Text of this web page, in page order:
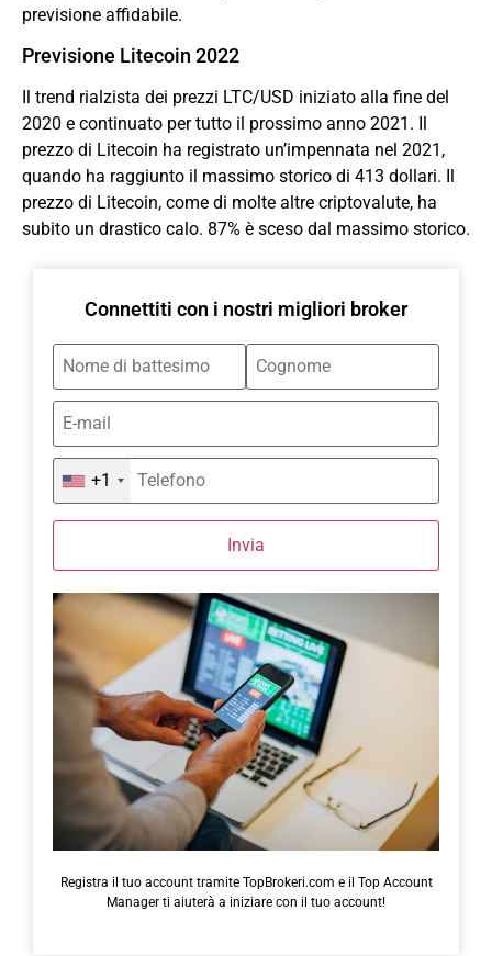
previsione affidabile.
Previsione Litecoin 2022
Il trend rialzista dei prezzi LTC/USD iniziato alla fine del
2020 e continuato per tutto il prossimo anno 2021. Il
prezzo di Litecoin ha registrato un’impennata nel 2021,
quando ha raggiunto il massimo storico di 413 dollari. Il
prezzo di Litecoin, come di molte altre criptovalute, ha
subito un drastico calo. 87% è sceso dal massimo storico.
Connettiti con i nostri migliori broker
+1
Invia
Registra il tuo account tramite TopBrokeri.com e il Top Account
Manager ti aiuterà a iniziare con il tuo account!